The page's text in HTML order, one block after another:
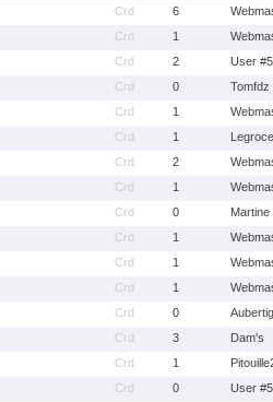
Crd 6
Crd 1
Crd 2
User
Crd 0
Tomfdz
Crd 1
Crd 1
Crd 2
Crd 1
Crd 0
Martine
Crd 1
Crd 1
Crd 1
Crd 0
Crd 3
Dam's
Crd 1
Crd 0
User